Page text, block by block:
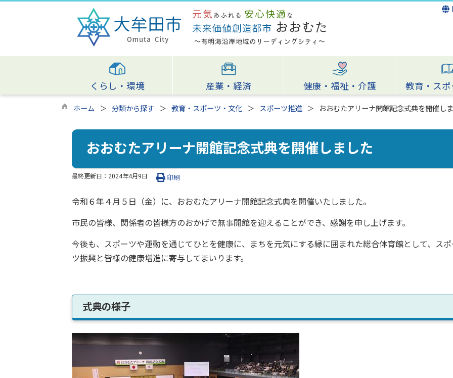
くらし・環境 産業・経済 健康・福祉・介護 教育・ス
ホーム 分類から探す 教育・スポーツ・文化 スポーツ推進 おおむたアリーナ開館記念式典を開催し
おおむたアリーナ開館記念式典を開催しました
最終更新日： 2024年4月9日 印刷
令和６年４月５日（金）に、おおむたアリーナ開館記念式典を開催いたしました。
市民の皆様、関係者の皆様方のおかげで無事開館を迎えることができ、感謝を申し上げます。
今後も、スポーツや運動を通じてひとを健康に、まちを元気にする緑に囲まれた総合体育館として、ス
ツ振興と皆様の健康増進に寄与してまいります。
式典の様子